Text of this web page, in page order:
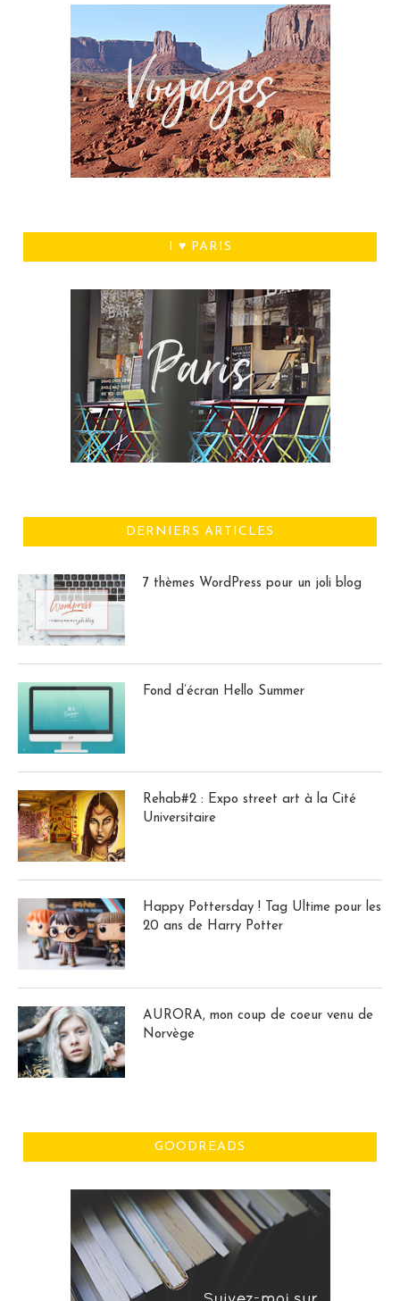
I ♥ PARIS
DERNIERS ARTICLES
7 thèmes WordPress pour un joli blog
Fond d’écran Hello Summer
Rehab#2 : Expo street art à la Cité
Universitaire
Happy Pottersday ! Tag Ultime pour les
20 ans de Harry Potter
AURORA, mon coup de coeur venu de
Norvège
GOODREADS